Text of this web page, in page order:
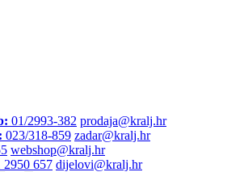
01/2993-382 prodaja@kralj.hr
023/318-859 zadar@kralj.hr
webshop@kralj.hr
2950 657 dijelovi@kralj.hr